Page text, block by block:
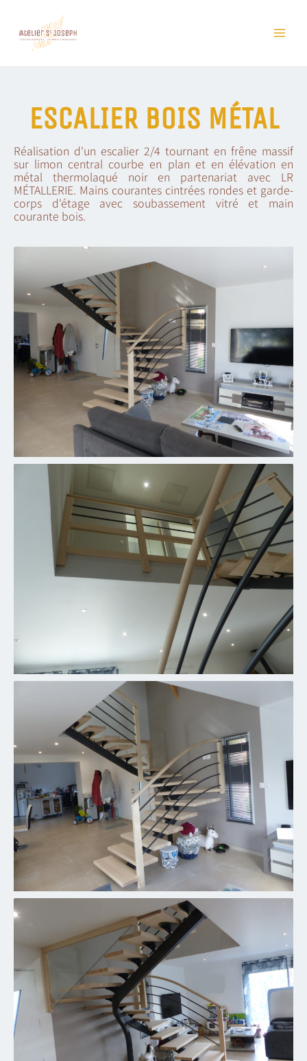
content
ESCALIER BOIS MÉTAL
Réalisation d'un escalier 2/4 tournant en frêne massif
sur limon central courbe en plan et en élévation en
métal thermolaqué noir en partenariat avec LR
MÉTALLERIE. Mains courantes cintrées rondes et garde-
corps d'étage avec soubassement vitré et main
courante bois.